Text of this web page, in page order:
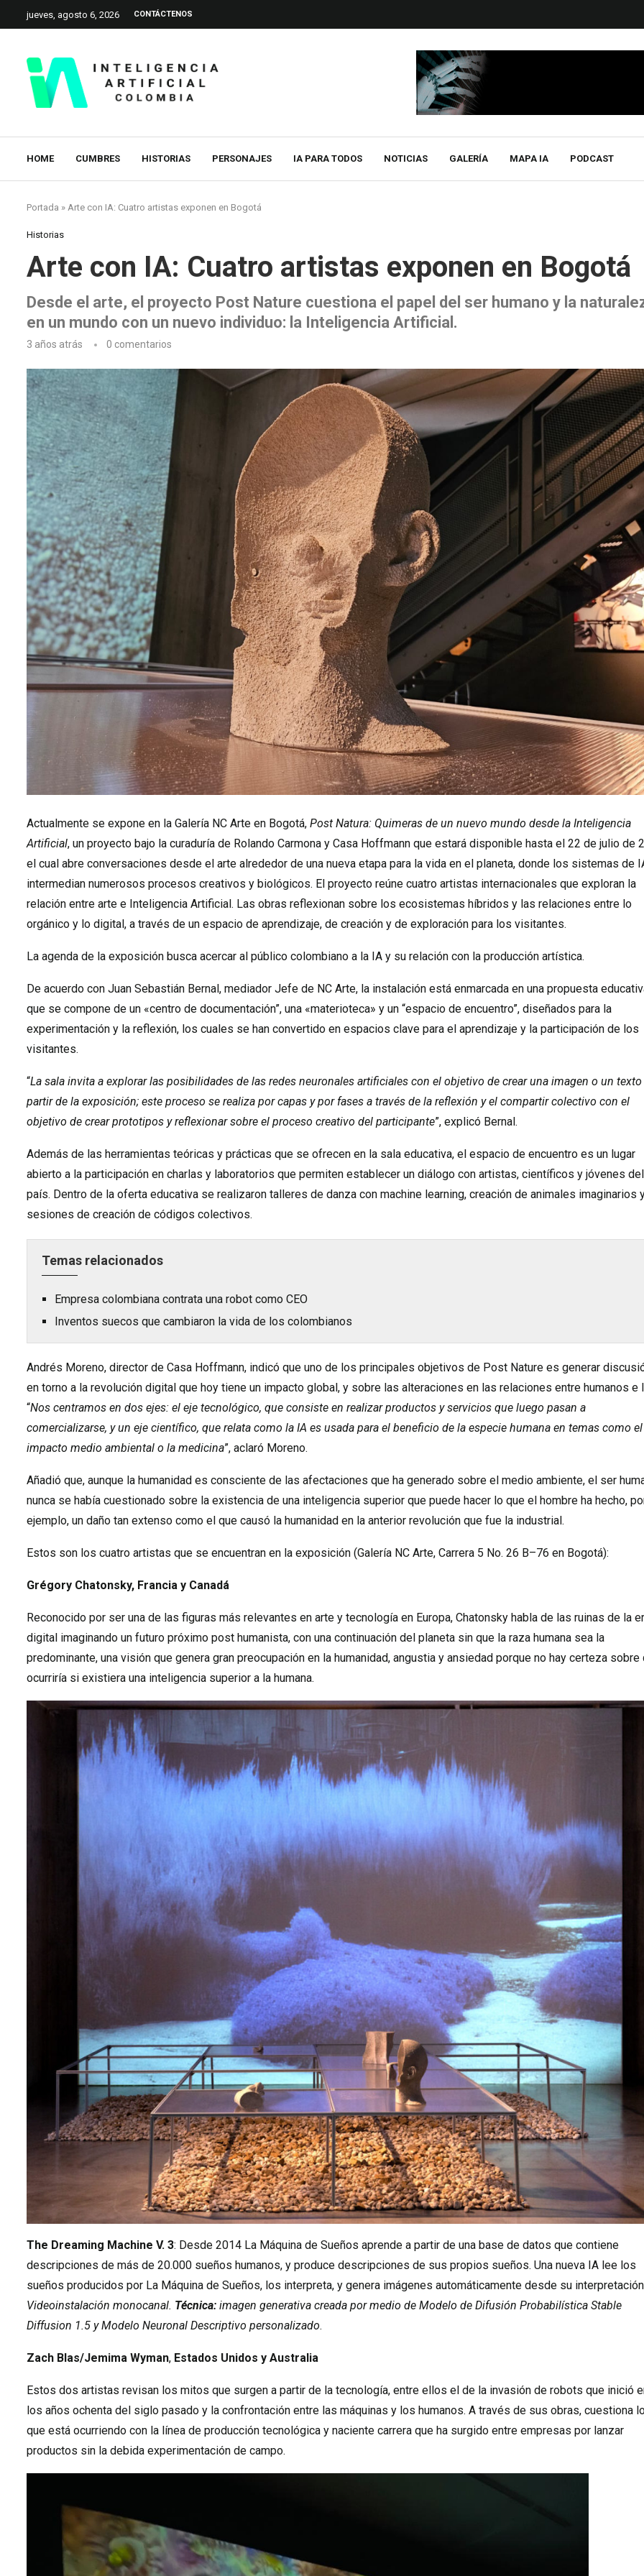
jueves, agosto 6, 2026 CONTÁCTENOS
HOME CUMBRES HISTORIAS PERSONAJES IA PARA TODOS NOTICIAS GALERÍA MAPA IA PODCAST
Portada » Arte con IA: Cuatro artistas exponen en Bogotá
Historias
Arte con IA: Cuatro artistas exponen en Bogotá
Desde el arte, el proyecto Post Nature cuestiona el papel del ser humano y la
en un mundo con un nuevo individuo: la Inteligencia Artificial.
3 años atrás 0 comentarios
Actualmente se expone en la Galería NC Arte en Bogotá, Post Natura: Quimeras de un nuevo mundo desde la Inteligencia
Artificial, un proyecto bajo la curaduría de Rolando Carmona y Casa Hoffmann que estará disponible hasta el 22 de julio de
el cual abre conversaciones desde el arte alrededor de una nueva etapa para la vida en el planeta, donde los sistemas de
intermedian numerosos procesos creativos y biológicos. El proyecto reúne cuatro artistas internacionales que exploran la
relación entre arte e Inteligencia Artificial. Las obras reflexionan sobre los ecosistemas híbridos y las relaciones entre lo
orgánico y lo digital, a través de un espacio de aprendizaje, de creación y de exploración para los visitantes.
La agenda de la exposición busca acercar al público colombiano a la IA y su relación con la producción artística.
De acuerdo con Juan Sebastián Bernal, mediador Jefe de NC Arte, la instalación está enmarcada en una propuesta
que se compone de un «centro de documentación”, una «materioteca» y un “espacio de encuentro”, diseñados para la
experimentación y la reflexión, los cuales se han convertido en espacios clave para el aprendizaje y la participación de los
visitantes.
“La sala invita a explorar las posibilidades de las redes neuronales artificiales con el objetivo de crear una imagen o un texto
partir de la exposición; este proceso se realiza por capas y por fases a través de la reflexión y el compartir colectivo con el
objetivo de crear prototipos y reflexionar sobre el proceso creativo del participante”, explicó Bernal.
Además de las herramientas teóricas y prácticas que se ofrecen en la sala educativa, el espacio de encuentro es un lugar
abierto a la participación en charlas y laboratorios que permiten establecer un diálogo con artistas, científicos y jóvenes del
país. Dentro de la oferta educativa se realizaron talleres de danza con machine learning, creación de animales imaginarios
sesiones de creación de códigos colectivos.
Temas relacionados
Empresa colombiana contrata una robot como CEO
Inventos suecos que cambiaron la vida de los colombianos
Andrés Moreno, director de Casa Hoffmann, indicó que uno de los principales objetivos de Post Nature es generar
en torno a la revolución digital que hoy tiene un impacto global, y sobre las alteraciones en las relaciones entre humanos e
“Nos centramos en dos ejes: el eje tecnológico, que consiste en realizar productos y servicios que luego pasan a
comercializarse, y un eje científico, que relata como la IA es usada para el beneficio de la especie humana en temas como el
impacto medio ambiental o la medicina”, aclaró Moreno.
Añadió que, aunque la humanidad es consciente de las afectaciones que ha generado sobre el medio ambiente, el ser
nunca se había cuestionado sobre la existencia de una inteligencia superior que puede hacer lo que el hombre ha hecho,
ejemplo, un daño tan extenso como el que causó la humanidad en la anterior revolución que fue la industrial.
Estos son los cuatro artistas que se encuentran en la exposición (Galería NC Arte, Carrera 5 No. 26 B–76 en Bogotá):
Grégory Chatonsky, Francia y Canadá
Reconocido por ser una de las figuras más relevantes en arte y tecnología en Europa, Chatonsky habla de las ruinas de la
digital imaginando un futuro próximo post humanista, con una continuación del planeta sin que la raza humana sea la
predominante, una visión que genera gran preocupación en la humanidad, angustia y ansiedad porque no hay certeza sobre
ocurriría si existiera una inteligencia superior a la humana.
The Dreaming Machine V. 3: Desde 2014 La Máquina de Sueños aprende a partir de una base de datos que contiene
descripciones de más de 20.000 sueños humanos, y produce descripciones de sus propios sueños. Una nueva IA lee los
sueños producidos por La Máquina de Sueños, los interpreta, y genera imágenes automáticamente desde su
Videoinstalación monocanal. Técnica: imagen generativa creada por medio de Modelo de Difusión Probabilística Stable
Diffusion 1.5 y Modelo Neuronal Descriptivo personalizado.
Zach Blas/Jemima Wyman, Estados Unidos y Australia
Estos dos artistas revisan los mitos que surgen a partir de la tecnología, entre ellos el de la invasión de robots que inició
los años ochenta del siglo pasado y la confrontación entre las máquinas y los humanos. A través de sus obras, cuestiona
que está ocurriendo con la línea de producción tecnológica y naciente carrera que ha surgido entre empresas por lanzar
productos sin la debida experimentación de campo.